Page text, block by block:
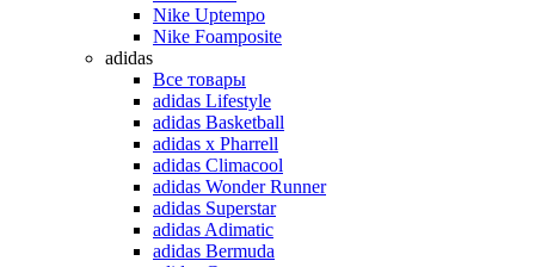
Nike Uptempo
Nike Foamposite
adidas
Все товары
adidas Lifestyle
adidas Basketball
adidas x Pharrell
adidas Climacool
adidas Wonder Runner
adidas Superstar
adidas Adimatic
adidas Bermuda